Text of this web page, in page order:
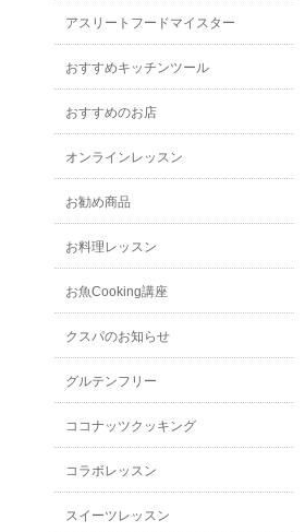
アスリートフードマイスター
おすすめキッチンツール
おすすめのお店
オンラインレッスン
お勧め商品
お料理レッスン
お魚Cooking講座
クスパのお知らせ
グルテンフリー
ココナッツクッキング
コラボレッスン
スイーツレッスン